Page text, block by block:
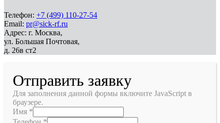
Телефон: +7 (499) 110-27-54
Email: pr@sick-rf.ru
Адрес: г. Москва,
ул. Большая Почтовая,
д. 26в ст2
Отправить заявку
Для заполнения данной формы включите JavaScript в
браузере.
Имя *